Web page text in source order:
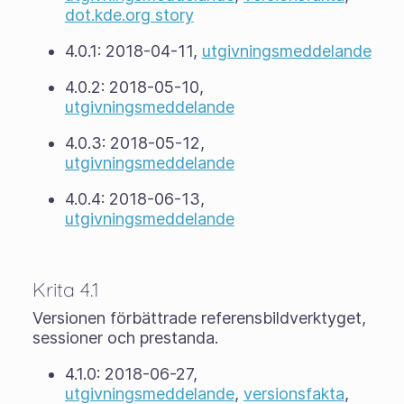
dot.kde.org story
4.0.1: 2018-04-11, utgivningsmeddelande
4.0.2: 2018-05-10,
utgivningsmeddelande
4.0.3: 2018-05-12,
utgivningsmeddelande
4.0.4: 2018-06-13,
utgivningsmeddelande
Krita 4.1
Versionen förbättrade referensbildverktyget,
sessioner och prestanda.
4.1.0: 2018-06-27,
utgivningsmeddelande, versionsfakta,